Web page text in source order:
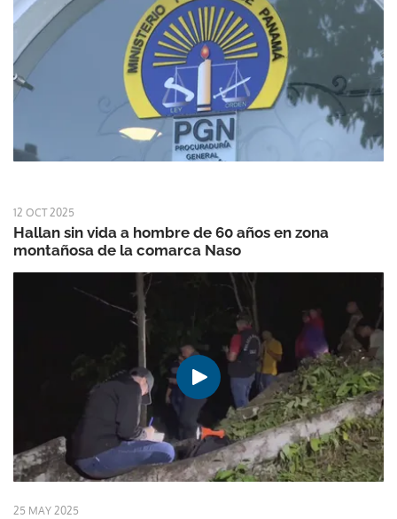
12 OCT 2025
Hallan sin vida a hombre de 60 años en zona
montañosa de la comarca Naso
25 MAY 2025